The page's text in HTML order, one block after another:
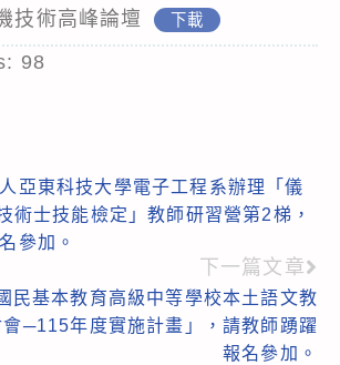
技術高峰論壇
下載
98
亞東科技大學電子工程系辦理「儀
術士技能檢定」教師研習營第2梯，
參加。
下一篇文章
民基本教育高級中等學校本土語文教
─115年度實施計畫」，請教師踴躍
報名參加。